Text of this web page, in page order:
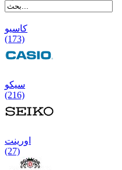
کاسیو
(173)
سیکو
(216)
اورینت
(27)